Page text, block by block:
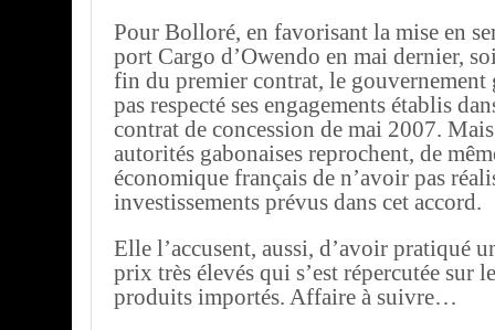
Pour Bolloré, en favorisant la mise en
port Cargo d’Owendo en mai dernier,
fin du premier contrat, le gouvernement
pas respecté ses engagements établis
contrat de concession de mai 2007.
autorités gabonaises reprochent, de
économique français de n’avoir pas
investissements prévus dans cet accord.
Elle l’accusent, aussi, d’avoir pratiqué
prix très élevés qui s’est répercutée sur
produits importés. Affaire à suivre…